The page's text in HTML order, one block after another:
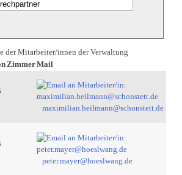
der Mitarbeiter/innen der Verwaltung
ZimmerMail
maximilian.heilmann@schonstett.de
peter.mayer@hoeslwang.de